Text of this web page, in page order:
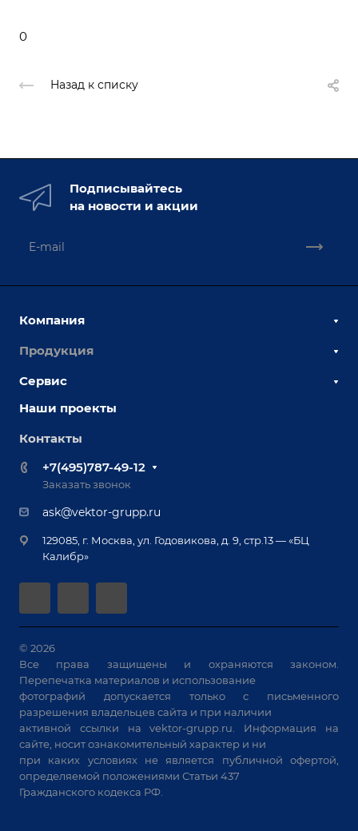
0
Назад к списку
Подписывайтесь
на новости и акции
Компания
О компании
Выставки и мероприятия
Вопрос ответ
Реквизиты
Документы
Продукция
Сборочно-сварочные столы
Оснастка для сварочных столов
Оборудование для приварки крепежа
Приварной крепеж
Специализированные решения для сварки
Позиционеры и вращатели
Машины контактной сварки
Универсальные зажимы
Системы аспирации
Станки лазерной резки
Решения для учебных заведений
Сервис
Сервисное обслуживание
Обучение
Лизинг
Гарантия
автоматизации
Наши проекты
Контакты
+7(495)787-49-12
Заказать звонок
ask@vektor-grupp.ru
129085, г. Москва, ул. Годовикова, д. 9, стр.13 — «БЦ
Калибр»
© 2026
Все права защищены и охраняются законом.
Перепечатка материалов и использование
фотографий допускается только с письменного
разрешения владельцев сайта и при наличии
активной ссылки наvektor-grupp.ru . Информация на
сайте, носит ознакомительный характер и ни
при каких условиях не является публичной офертой,
определяемой положениями Статьи 437
Гражданского кодекса РФ.